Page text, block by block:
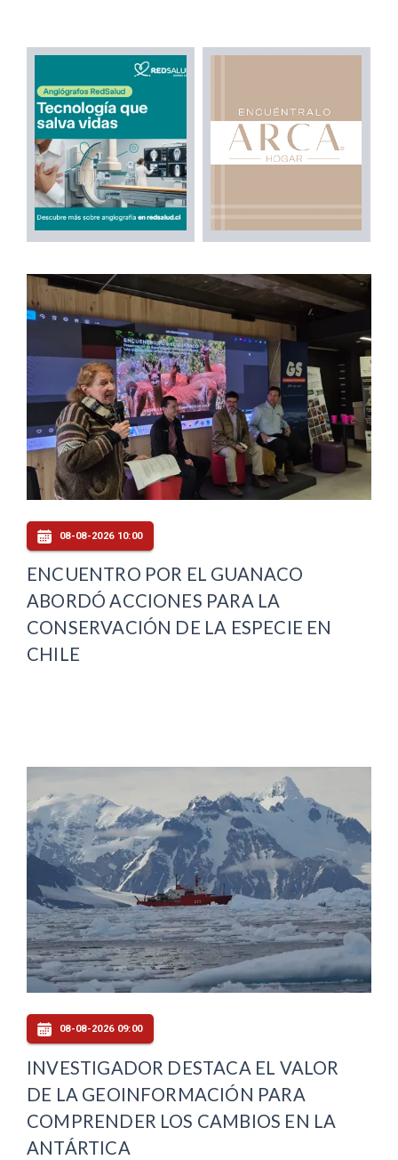
08-08-2026 10:00
ENCUENTRO POR EL GUANACO
ABORDÓ ACCIONES PARA LA
CONSERVACIÓN DE LA ESPECIE EN
CHILE
08-08-2026 09:00
INVESTIGADOR DESTACA EL VALOR
DE LA GEOINFORMACIÓN PARA
COMPRENDER LOS CAMBIOS EN LA
ANTÁRTICA